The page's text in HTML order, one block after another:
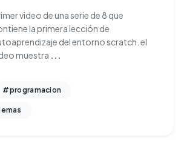
video de una serie de 8 que
la primera lección de
del entorno scratch. el
muestra ...
#programacion